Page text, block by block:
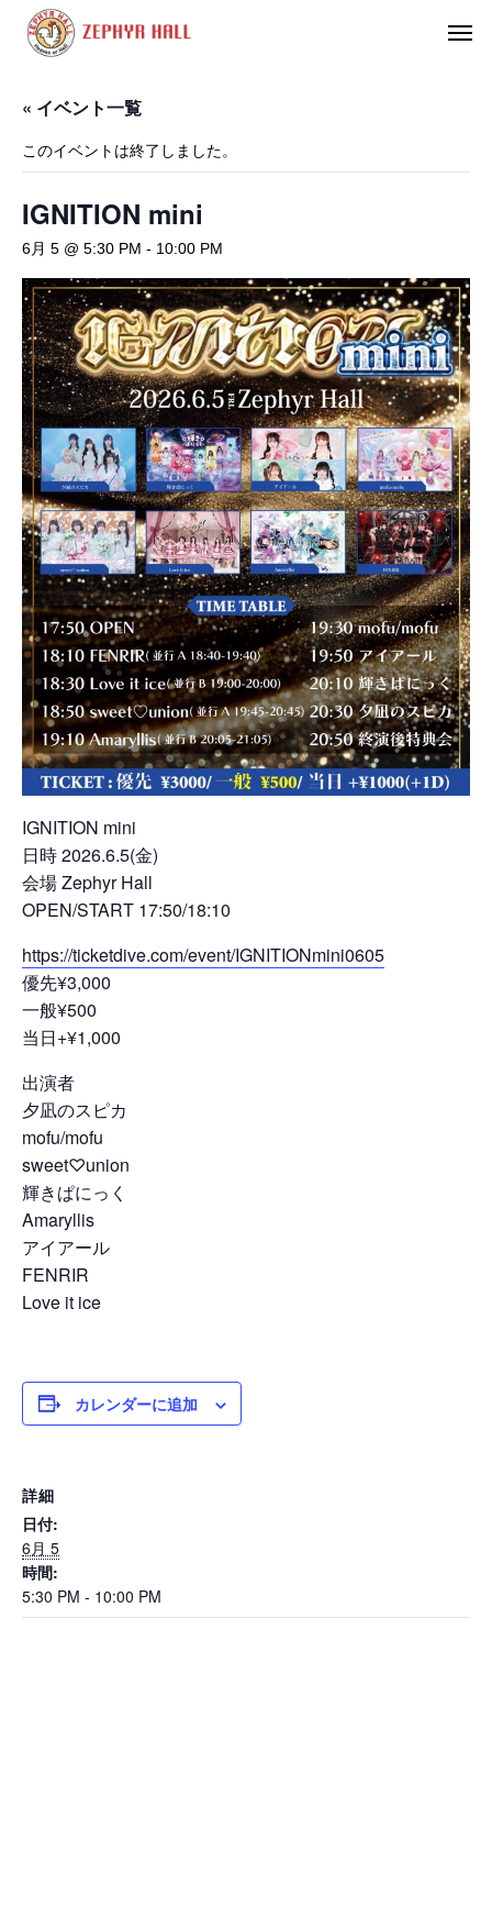
« イベント一覧
このイベントは終了しました。
IGNITION mini
6月 5 @ 5:30 PM - 10:00 PM
IGNITION mini
日時 2026.6.5(金)
会場 Zephyr Hall
OPEN/START 17:50/18:10
https://ticketdive.com/event/IGNITIONmini0605
優先¥3,000
一般¥500
当日+¥1,000
出演者
夕凪のスピカ
mofu/mofu
sweet♡union
輝きぱにっく
Amaryllis
アイアール
FENRIR
Love it ice
カレンダーに追加
詳細
日付:
6月 5
時間:
5:30 PM - 10:00 PM